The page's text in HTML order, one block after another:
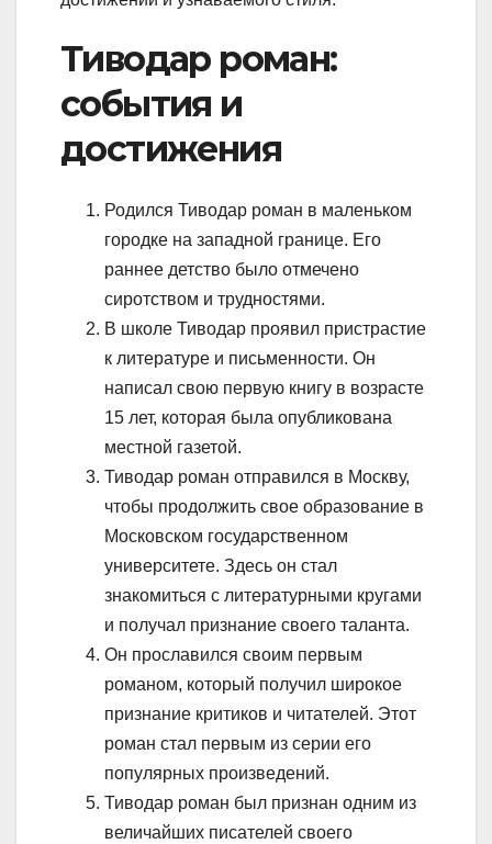
Тиводар роман:
события и
достижения
Родился Тиводар роман в маленьком
городке на западной границе. Его
раннее детство было отмечено
сиротством и трудностями.
В школе Тиводар проявил пристрастие
к литературе и письменности. Он
написал свою первую книгу в возрасте
15 лет, которая была опубликована
местной газетой.
Тиводар роман отправился в Москву,
чтобы продолжить свое образование в
Московском государственном
университете. Здесь он стал
знакомиться с литературными кругами
и получал признание своего таланта.
Он прославился своим первым
романом, который получил широкое
признание критиков и читателей. Этот
роман стал первым из серии его
популярных произведений.
Тиводар роман был признан одним из
величайших писателей своего